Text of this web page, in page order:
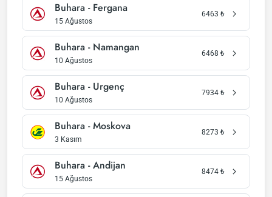
Buhara - Fergana
15 Ağustos
6463 ₺
Buhara - Namangan
10 Ağustos
6468 ₺
Buhara - Urgenç
10 Ağustos
7934 ₺
Buhara - Moskova
3 Kasım
8273 ₺
Buhara - Andijan
15 Ağustos
8474 ₺